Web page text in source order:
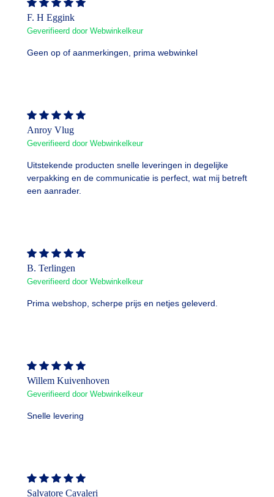
F. H Eggink
Geverifieerd door Webwinkelkeur
Geen op of aanmerkingen, prima webwinkel
Anroy Vlug
Geverifieerd door Webwinkelkeur
Uitstekende producten snelle leveringen in degelijke
verpakking en de communicatie is perfect, wat mij betreft
een aanrader.
B. Terlingen
Geverifieerd door Webwinkelkeur
Prima webshop, scherpe prijs en netjes geleverd.
Willem Kuivenhoven
Geverifieerd door Webwinkelkeur
Snelle levering
Salvatore Cavaleri